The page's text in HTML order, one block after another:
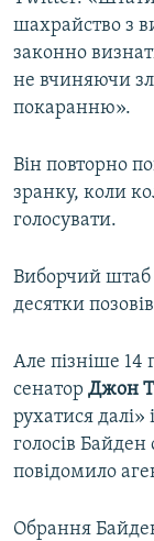
шахрайство з
законно
не вчиняючи
покаранню».
Він повторно
зранку, коли
голосувати.
Виборчий штаб
десятки
Але пізніше 14
сенатор Джон
рухатися
голосів
повідомило
Обрання